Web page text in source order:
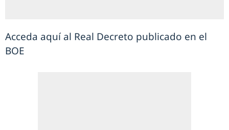
Acceda aquí al Real Decreto publicado en el
BOE